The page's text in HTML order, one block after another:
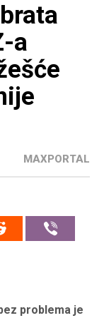
a
MAXPORTAL
problema je